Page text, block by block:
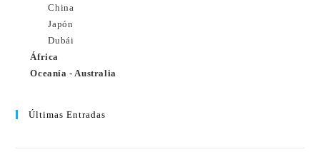
China
Japón
Dubái
África
Oceanía - Australia
Últimas Entradas